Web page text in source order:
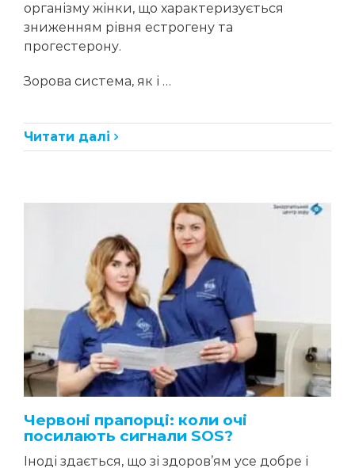
організму жінки, що характеризується
зниженням рівня естрогену та
прогестерону.
Зорова система, як і …
Читати далі
Червоні прапорці: коли очі
посилають сигнали SOS?
Іноді здається, що зі здоров’ям усе добре і